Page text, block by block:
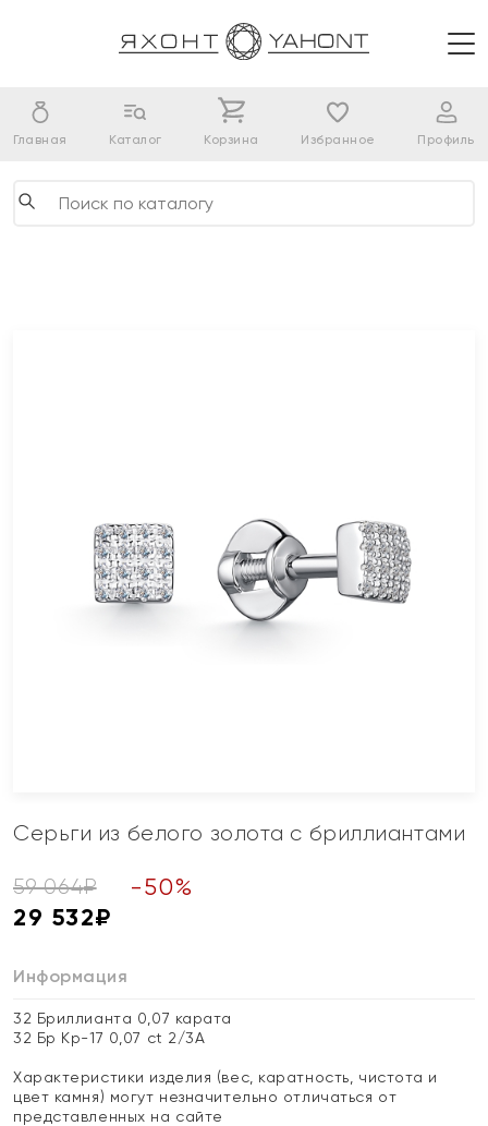
Главная Каталог Корзина Избранное Профиль
Серьги из белого золота с бриллиантами
59 064₽ -50%
29 532₽
Информация
32 Бриллианта 0,07 карата
32 Бр Кр-17 0,07 ct 2/3А
Характеристики изделия (вес, каратность, чистота и
цвет камня) могут незначительно отличаться от
представленных на сайте